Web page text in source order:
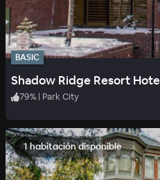
BASIC
79% | Park City
1 habitación disponible